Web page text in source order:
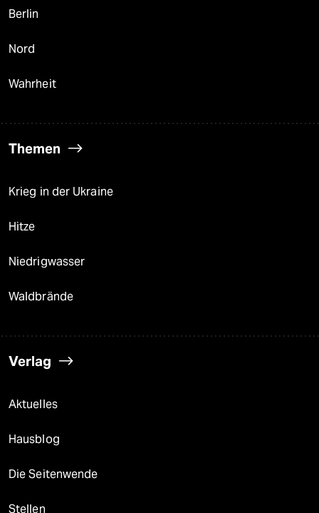
Berlin
Nord
Wahrheit
Themen
Krieg in der Ukraine
Hitze
Niedrigwasser
Waldbrände
Verlag
Aktuelles
Hausblog
Die Seitenwende
Stellen